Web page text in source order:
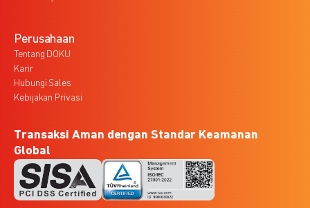
Perusahaan
Tentang DOKU
Karir
Hubungi Sales
Kebijakan Privasi
Transaksi Aman dengan Standar Keamanan
Global